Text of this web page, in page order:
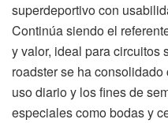
superdeportivo con
Continúa siendo el
y valor, ideal para circuitos
roadster se ha
uso diario y los fines de
especiales como bodas y